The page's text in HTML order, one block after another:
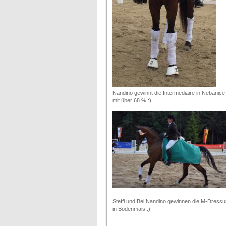
Nandino gewinnt die Intermediaire in Nebanice
mit über 68 % :)
Steffi und Bel Nandino gewinnen die M-
in Bodenmais :)